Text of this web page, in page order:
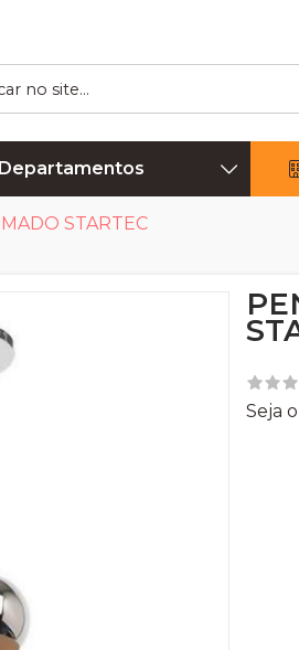
Departamentos
STARTEC
Seja